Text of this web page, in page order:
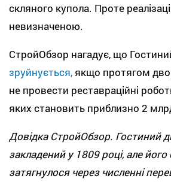
скляного купола. Проте
невизначеною.
СтройОбзор нагадує, що
зруйнується, якщо протягом
не провести реставраційні
яких становить приблизно 2
Довідка СтройОбзор. Гостиний
закладений у 1809 році, але його
затягнулося через численні